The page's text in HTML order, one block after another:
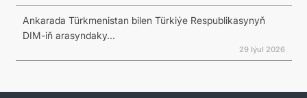
Ankarada Türkmenistan bilen Türkiýe Respublikasynyň
DIM-iň arasyndaky...
29 Iýul 2026